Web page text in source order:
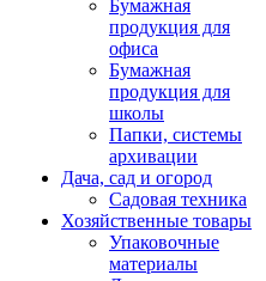
Бумажная
продукция для
офиса
Бумажная
продукция для
школы
Папки, системы
архивации
Дача, сад и огород
Садовая техника
Хозяйственные товары
Упаковочные
материалы